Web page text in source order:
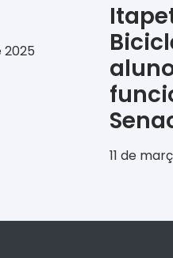
11 de